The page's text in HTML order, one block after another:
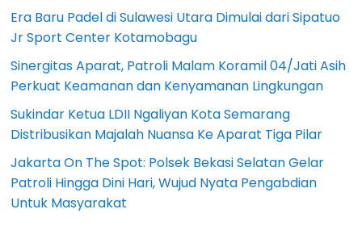
Era Baru Padel di Sulawesi Utara Dimulai dari Sipatuo
Jr Sport Center Kotamobagu
Sinergitas Aparat, Patroli Malam Koramil 04/Jati Asih
Perkuat Keamanan dan Kenyamanan Lingkungan
Sukindar Ketua LDII Ngaliyan Kota Semarang
Distribusikan Majalah Nuansa Ke Aparat Tiga Pilar
Jakarta On The Spot: Polsek Bekasi Selatan Gelar
Patroli Hingga Dini Hari, Wujud Nyata Pengabdian
Untuk Masyarakat